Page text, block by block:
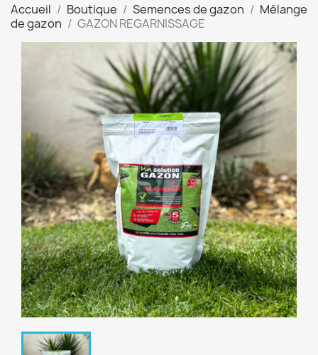
Accueil Boutique Semences de gazon
Mélange
de gazon
GAZON REGARNISSAGE